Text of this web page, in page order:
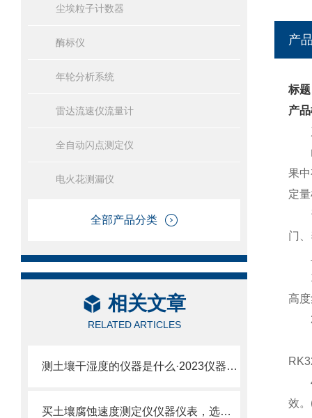
尘埃粒子计数器
酶标仪
年轮分析系统
雷达流速仪流量计
全自动闪点测定仪
电火花测漏仪
全部产品分类
相关文章
RELATED ARTICLES
测土壤干湿度的仪器是什么·2023仪器仪表·云唐土壤干湿度检测仪器设备
买土壤腐蚀速度测定仪仪器仪表，选【云唐新款】土壤腐蚀速度测定仪
产
标
产
产
山
果
定
门
1
高
2
4
效